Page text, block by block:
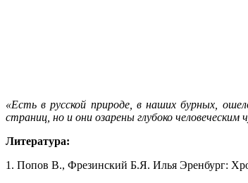
«Есть в русской природе, в наших бурных,
страниц, но и они озарены глубоко человеческим
Литература:
1. Попов В., Фрезинский Б.Я. Илья Эренбург: